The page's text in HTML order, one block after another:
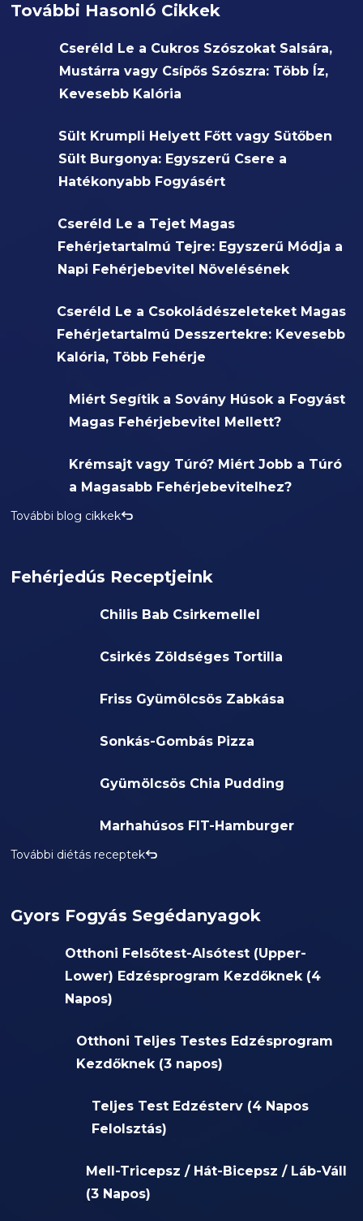
További Hasonló Cikkek
Cseréld Le a Cukros Szószokat Salsára,
Mustárra vagy Csípős Szószra: Több Íz,
Kevesebb Kalória
Sült Krumpli Helyett Főtt vagy Sütőben
Sült Burgonya: Egyszerű Csere a
Hatékonyabb Fogyásért
Cseréld Le a Tejet Magas
Fehérjetartalmú Tejre: Egyszerű Módja a
Napi Fehérjebevitel Növelésének
Cseréld Le a Csokoládészeleteket Magas
Fehérjetartalmú Desszertekre: Kevesebb
Kalória, Több Fehérje
Miért Segítik a Sovány Húsok a Fogyást
Magas Fehérjebevitel Mellett?
Krémsajt vagy Túró? Miért Jobb a Túró
a Magasabb Fehérjebevitelhez?
További blog cikkek
Fehérjedús Receptjeink
Chilis Bab Csirkemellel
Csirkés Zöldséges Tortilla
Friss Gyümölcsös Zabkása
Sonkás-Gombás Pizza
Gyümölcsös Chia Pudding
Marhahúsos FIT-Hamburger
További diétás receptek
Gyors Fogyás Segédanyagok
Otthoni Felsőtest-Alsótest (Upper-
Lower) Edzésprogram Kezdőknek (4
Napos)
Otthoni Teljes Testes Edzésprogram
Kezdőknek (3 napos)
Teljes Test Edzésterv (4 Napos
Felolsztás)
Mell-Tricepsz / Hát-Bicepsz / Láb-Váll
(3 Napos)